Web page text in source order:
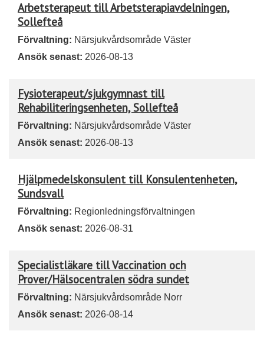
Arbetsterapeut till Arbetsterapiavdelningen,
Sollefteå
Förvaltning: Närsjukvårdsområde Väster
Ansök senast: 2026-08-13
Fysioterapeut/sjukgymnast till
Rehabiliteringsenheten, Sollefteå
Förvaltning: Närsjukvårdsområde Väster
Ansök senast: 2026-08-13
Hjälpmedelskonsulent till Konsulentenheten,
Sundsvall
Förvaltning: Regionledningsförvaltningen
Ansök senast: 2026-08-31
Specialistläkare till Vaccination och
Prover/Hälsocentralen södra sundet
Förvaltning: Närsjukvårdsområde Norr
Ansök senast: 2026-08-14